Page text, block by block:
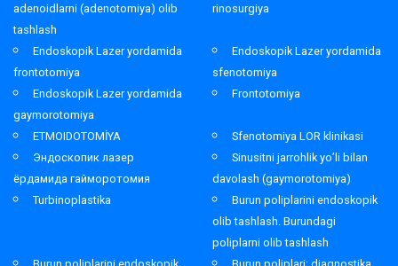
adenoidlarni (adenotomiya) olib
tashlash
rinosurgiya
Endoskopik Lazer yordamida
frontotomiya
Endoskopik Lazer yordamida
sfenotomiya
Endoskopik Lazer yordamida
gaymorotomiya
Frontotomiya
ETMOIDOTOMİYA
Sfenotomiya LOR klinikasi
Эндоскопик лазер
ёрдамида гайморотомия
Sinusitni jarrohlik yo’li bilan
davolash (gaymorotomiya)
Turbinoplastika
Burun poliplarini endoskopik
olib tashlash. Burundagi
poliplarni olib tashlash